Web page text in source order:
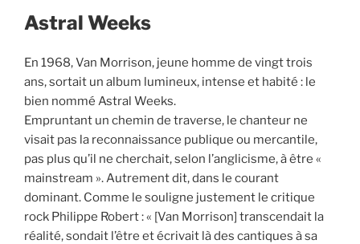
Astral Weeks
En 1968, Van Morrison, jeune homme de vingt trois
ans, sortait un album lumineux, intense et habité : le
bien nommé Astral Weeks.
Empruntant un chemin de traverse, le chanteur ne
visait pas la reconnaissance publique ou mercantile,
pas plus qu’il ne cherchait, selon l’anglicisme, à être «
mainstream ». Autrement dit, dans le courant
dominant. Comme le souligne justement le critique
rock Philippe Robert : « [Van Morrison] transcendait la
réalité, sondait l’être et écrivait là des cantiques à sa